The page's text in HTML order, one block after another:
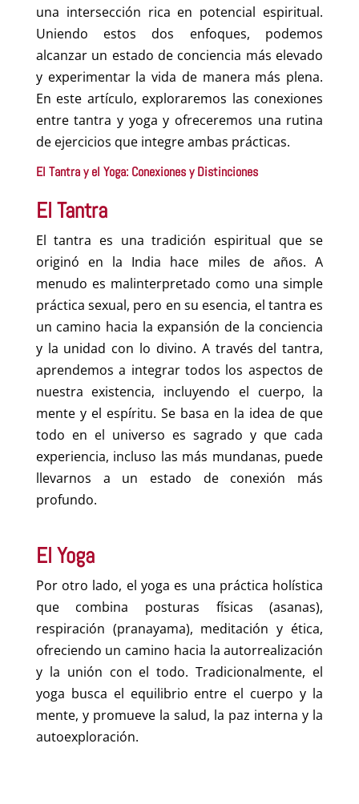
una intersección rica en potencial espiritual.
Uniendo estos dos enfoques, podemos
alcanzar un estado de conciencia más elevado
y experimentar la vida de manera más plena.
En este artículo, exploraremos las conexiones
entre tantra y yoga y ofreceremos una rutina
de ejercicios que integre ambas prácticas.
El Tantra y el Yoga: Conexiones y Distinciones
El Tantra
El tantra es una tradición espiritual que se
originó en la India hace miles de años. A
menudo es malinterpretado como una simple
práctica sexual, pero en su esencia, el tantra es
un camino hacia la expansión de la conciencia
y la unidad con lo divino. A través del tantra,
aprendemos a integrar todos los aspectos de
nuestra existencia, incluyendo el cuerpo, la
mente y el espíritu. Se basa en la idea de que
todo en el universo es sagrado y que cada
experiencia, incluso las más mundanas, puede
llevarnos a un estado de conexión más
profundo.
El Yoga
Por otro lado, el yoga es una práctica holística
que combina posturas físicas (asanas),
respiración (pranayama), meditación y ética,
ofreciendo un camino hacia la autorrealización
y la unión con el todo. Tradicionalmente, el
yoga busca el equilibrio entre el cuerpo y la
mente, y promueve la salud, la paz interna y la
autoexploración.